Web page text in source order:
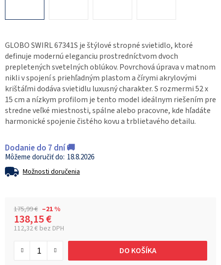
GLOBO SWIRL 67341S je štýlové stropné svietidlo, ktoré
definuje modernú eleganciu prostredníctvom dvoch
prepletených svetelných oblúkov. Povrchová úprava v matnom
nikli v spojení s priehľadným plastom a čírymi akrylovými
krištáľmi dodáva svietidlu luxusný charakter. S rozmermi 52 x
15 cm a nízkym profilom je tento model ideálnym riešením pre
stredne veľké miestnosti, spálne alebo pracovne, kde hľadáte
harmonické spojenie čistého kovu a trblietavého detailu.
Dodanie do 7 dní 🚚
18.8.2026
Možnosti doručenia
175,99 € –21 %
138,15 €
112,32 € bez DPH
DO KOŠÍKA